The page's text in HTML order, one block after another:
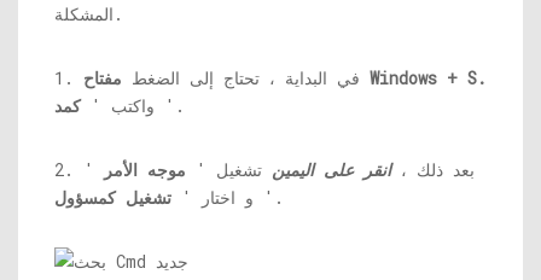
المشكلة.
1. في البداية ، تحتاج إلى الضغط مفتاح Windows + S.
واكتب 'كمد '.
2. بعد ذلك ،انقر على اليمين تشغيل ' موجه الأمر
'
و اختار ' تشغيل كمسؤول '.